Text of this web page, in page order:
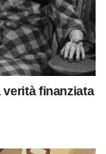
finanziata